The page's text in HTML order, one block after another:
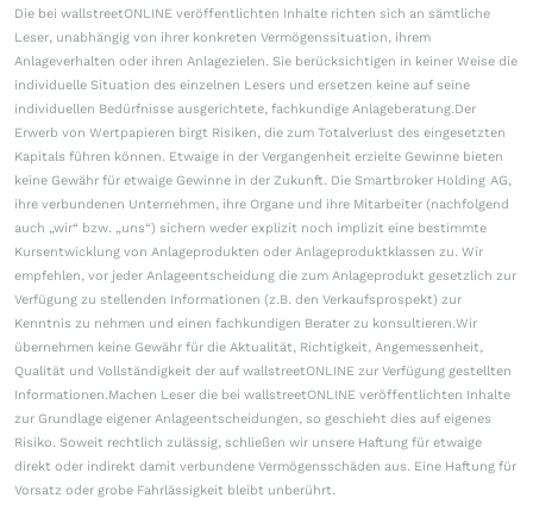
Die bei wallstreetONLINE veröffentlichten Inhalte richten sich an sämtliche
Leser, unabhängig von ihrer konkreten Vermögenssituation, ihrem
Anlageverhalten oder ihren Anlagezielen. Sie berücksichtigen in keiner Weise die
individuelle Situation des einzelnen Lesers und ersetzen keine auf seine
individuellen Bedürfnisse ausgerichtete, fachkundige Anlageberatung.Der
Erwerb von Wertpapieren birgt Risiken, die zum Totalverlust des eingesetzten
Kapitals führen können. Etwaige in der Vergangenheit erzielte Gewinne bieten
keine Gewähr für etwaige Gewinne in der Zukunft. Die Smartbroker Holding AG,
ihre verbundenen Unternehmen, ihre Organe und ihre Mitarbeiter (nachfolgend
auch „wir“ bzw. „uns“) sichern weder explizit noch implizit eine bestimmte
Kursentwicklung von Anlageprodukten oder Anlageproduktklassen zu. Wir
empfehlen, vor jeder Anlageentscheidung die zum Anlageprodukt gesetzlich zur
Verfügung zu stellenden Informationen (z.B. den Verkaufsprospekt) zur
Kenntnis zu nehmen und einen fachkundigen Berater zu konsultieren.Wir
übernehmen keine Gewähr für die Aktualität, Richtigkeit, Angemessenheit,
Qualität und Vollständigkeit der auf wallstreetONLINE zur Verfügung gestellten
Informationen.Machen Leser die bei wallstreetONLINE veröffentlichten Inhalte
zur Grundlage eigener Anlageentscheidungen, so geschieht dies auf eigenes
Risiko. Soweit rechtlich zulässig, schließen wir unsere Haftung für etwaige
direkt oder indirekt damit verbundene Vermögensschäden aus. Eine Haftung für
Vorsatz oder grobe Fahrlässigkeit bleibt unberührt.